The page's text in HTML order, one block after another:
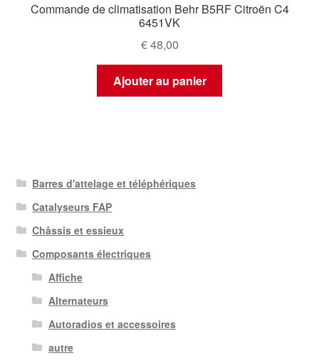
Commande de climatisation Behr B5RF Citroën C4
6451VK
€48,00
Ajouter au panier
Barres d'attelage et téléphériques
Catalyseurs FAP
Châssis et essieux
Composants électriques
Affiche
Alternateurs
Autoradios et accessoires
autre